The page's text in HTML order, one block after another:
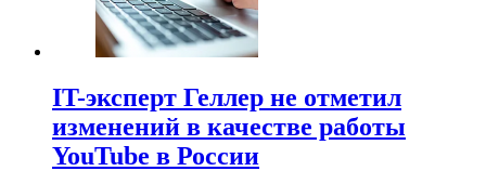
IT-эксперт Геллер не отметил
изменений в качестве работы
YouTube в России